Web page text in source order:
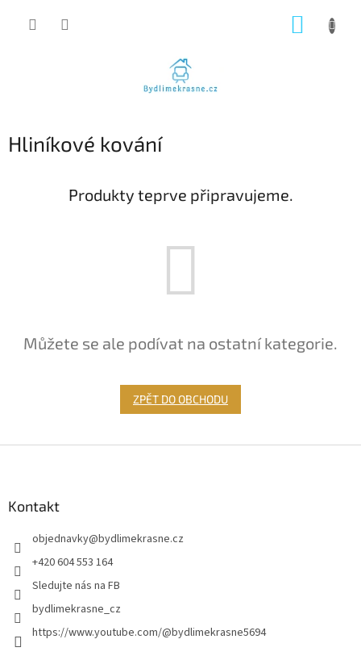
Hliníkové kování
Produkty teprve připravujeme.
Můžete se ale podívat na ostatní kategorie.
ZPĚT DO OBCHODU
Kontakt
objednavky@bydlimekrasne.cz
+420 604 553 164
Sledujte nás na FB
bydlimekrasne_cz
https://www.youtube.com/@bydlimekrasne5694